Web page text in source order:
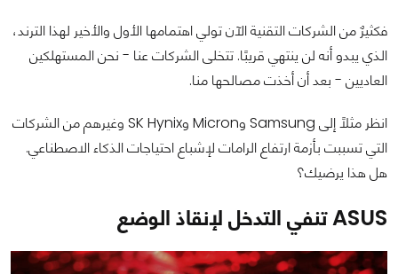
فكثيرٌ من الشركات التقنية الآن تولي اهتمامها الأول والأخير لهذا الترند،
الذي يبدو أنه لن ينتهي قريبًا. تتخلى الشركات عنا - نحن المستهلكين
العاديين - بعد أن أخذت مصالحها منا.
انظر مثلًا إلى Samsung وMicron وSK Hynix وغيرهم من الشركات
التي تسببت بأزمة ارتفاع الرامات لإشباع احتياجات الذكاء الاصطناعي.
هل هذا يرضيك؟
ASUS تنفي التدخل لإنقاذ الوضع